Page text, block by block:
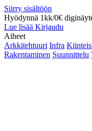
Siirry sisältöön
Hyödynnä 1kk/0€
Lue lisää Kirjaudu
Aiheet
Arkkitehtuuri Infra
Rakentaminen Suunnittelu